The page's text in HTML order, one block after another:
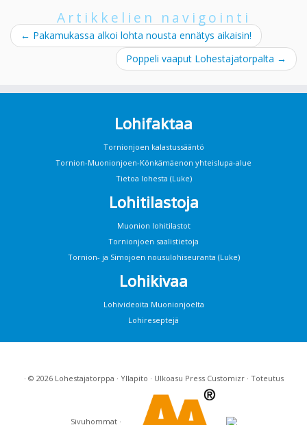
Artikkelien navigointi
← Pakamukassa alkoi lohta nousta ennätys aikaisin!
Poppeli vaaput Lohestajatorpalta →
Lohifaktaa
Tornionjoen kalastussääntö
Tornion-Muonionjoen-Könkämäenon yhteislupa-alue
Tietoa lohesta (Luke)
Lohitilastoja
Muonion lohitilastot
Tornionjoen saalistietoja
Tornion- ja Simojoen nousulohiseuranta (Luke)
Lohikivaa
Lohivideoita Muonionjoelta
Lohireseptejä
· © 2026 Lohestajatorppa · Yllapito · Ulkoasu Press Customizr· Toteutus
Sivuhommat·